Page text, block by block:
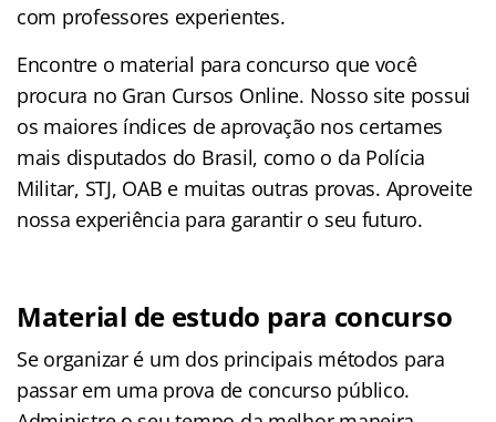
com professores experientes.
Encontre o material para concurso que você
procura no Gran Cursos Online. Nosso site possui
os maiores índices de aprovação nos certames
mais disputados do Brasil, como o da Polícia
Militar, STJ, OAB e muitas outras provas. Aproveite
nossa experiência para garantir o seu futuro.
Material de estudo para concurso
Se organizar é um dos principais métodos para
passar em uma prova de concurso público.